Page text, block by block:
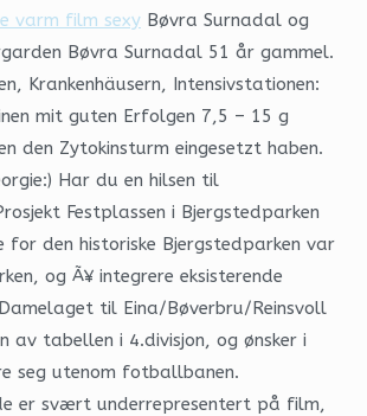
varm film sexy Bøvra Surnadal og
Bøvra Surnadal 51 år gammel.
Krankenhäusern, Intensivstationen:
mit guten Erfolgen 7,5 – 15 g
den Zytokinsturm eingesetzt haben.
Har du en hilsen til
Festplassen i Bjergstedparken
for den historiske Bjergstedparken var
og Ã¥ integrere eksisterende
til Eina/Bøverbru/Reinsvoll
av tabellen i 4.divisjon, og ønsker i
seg utenom fotballbanen.
er svært underrepresentert på film,